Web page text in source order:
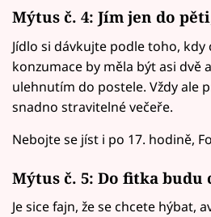
Mýtus č. 4: Jím jen do
Jídlo si dávkujte podle toho,
konzumace by měla být asi dvě
ulehnutím do postele. Vždy ale
snadno stravitelné večeře.
Nebojte se jíst i po 17. hodině,
Mýtus č. 5: Do fitka budu
Je sice fajn, že se chcete hýbat,